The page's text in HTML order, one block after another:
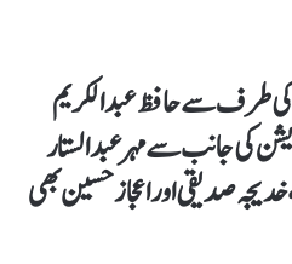
کی طرف سے حافظ عبدالکریم
کی جانب سے مہر عبدالستار
صدیقی اور اعجاز حسین بھی